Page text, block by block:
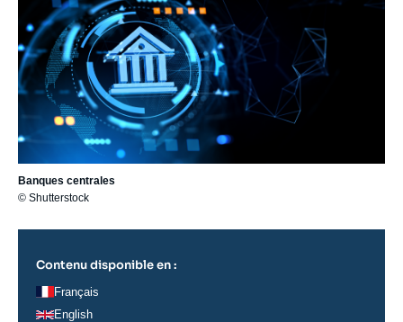
Banques centrales
© Shutterstock
Contenu disponible en :
Français
English